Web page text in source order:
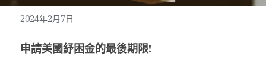
所有文章
聯絡我們
2024年2月7日
申請美國紓困金的最後期限!